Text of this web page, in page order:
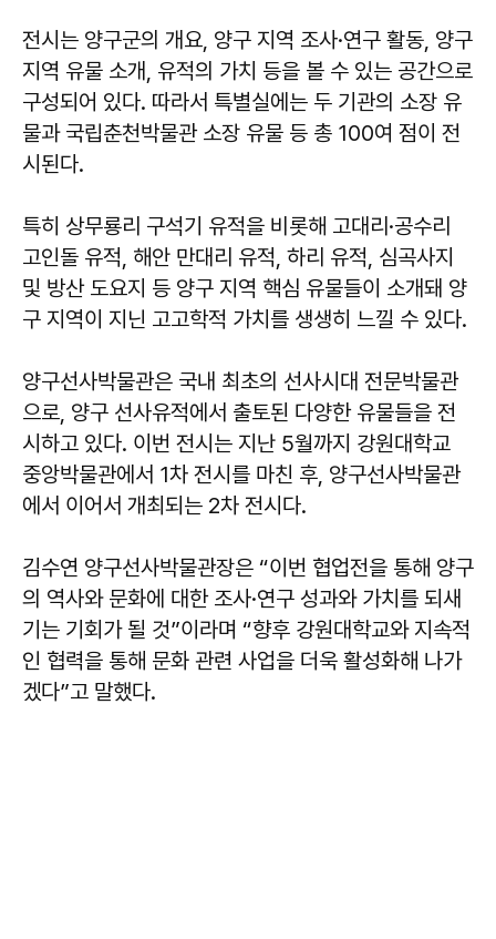
전시는 양구군의 개요, 양구 지역 조사·연구 활동, 양구
지역 유물 소개, 유적의 가치 등을 볼 수 있는 공간으로
구성되어 있다. 따라서 특별실에는 두 기관의 소장 유
물과 국립춘천박물관 소장 유물 등 총 100여 점이 전
시된다.
특히 상무룡리 구석기 유적을 비롯해 고대리·공수리
고인돌 유적, 해안 만대리 유적, 하리 유적, 심곡사지
및 방산 도요지 등 양구 지역 핵심 유물들이 소개돼 양
구 지역이 지닌 고고학적 가치를 생생히 느낄 수 있다.
양구선사박물관은 국내 최초의 선사시대 전문박물관
으로, 양구 선사유적에서 출토된 다양한 유물들을 전
시하고 있다. 이번 전시는 지난 5월까지 강원대학교
중앙박물관에서 1차 전시를 마친 후, 양구선사박물관
에서 이어서 개최되는 2차 전시다.
김수연 양구선사박물관장은 “이번 협업전을 통해 양구
의 역사와 문화에 대한 조사·연구 성과와 가치를 되새
기는 기회가 될 것”이라며 “향후 강원대학교와 지속적
인 협력을 통해 문화 관련 사업을 더욱 활성화해 나가
겠다”고 말했다.